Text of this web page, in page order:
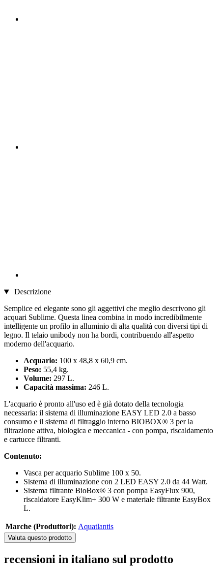
Descrizione
Semplice ed elegante sono gli aggettivi che meglio descrivono gli
acquari Sublime. Questa linea combina in modo incredibilmente
intelligente un profilo in alluminio di alta qualità con diversi tipi di
legno. Il telaio unibody non ha bordi, contribuendo all'aspetto
moderno dell'acquario.
Acquario: 100 x 48,8 x 60,9 cm.
Peso: 55,4 kg.
Volume: 297 L.
Capacità massima: 246 L.
L'acquario è pronto all'uso ed è già dotato della tecnologia
necessaria: il sistema di illuminazione EASY LED 2.0 a basso
consumo e il sistema di filtraggio interno BIOBOX® 3 per la
filtrazione attiva, biologica e meccanica - con pompa, riscaldamento
e cartucce filtranti.
Contenuto:
Vasca per acquario Sublime 100 x 50.
Sistema di illuminazione con 2 LED EASY 2.0 da 44 Watt.
Sistema filtrante BioBox® 3 con pompa EasyFlux 900,
riscaldatore EasyKlim+ 300 W e materiale filtrante EasyBox
L.
Marche (Produttori): Aquatlantis
Valuta questo prodotto
recensioni in italiano sul prodotto